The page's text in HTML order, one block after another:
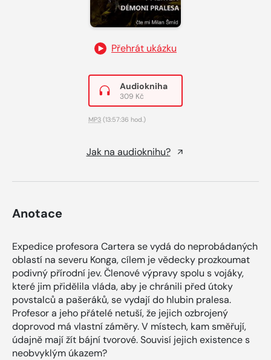
Přehrát ukázku
Audiokniha
309 Kč
MP3 (13:57:36 hod.)
Jak na audioknihu?
Anotace
Expedice profesora Cartera se vydá do neprobádaných
oblastí na severu Konga, cílem je vědecky prozkoumat
podivný přírodní jev. Členové výpravy spolu s vojáky,
které jim přidělila vláda, aby je chránili před útoky
povstalců a pašeráků, se vydají do hlubin pralesa.
Profesor a jeho přátelé netuší, že jejich ozbrojený
doprovod má vlastní záměry. V místech, kam směřují,
údajně mají žít bájní tvorové. Souvisí jejich existence s
neobvyklým úkazem?